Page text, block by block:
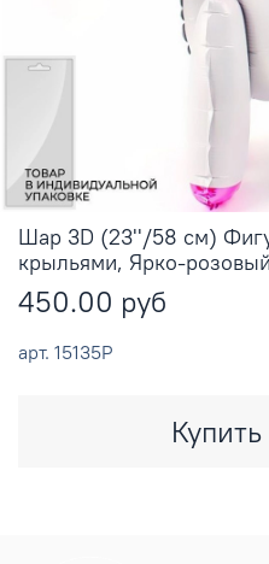
арт. 15135P
Шар 3D (23''/58 см)
крыльями, Ярко-розовый
450.00 руб
Купить